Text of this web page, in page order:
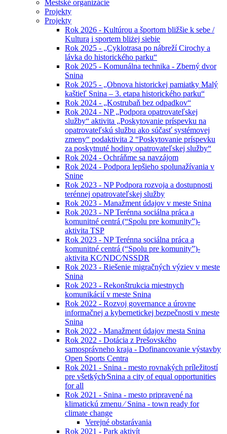
Mestské organizácie
Projekty
Projekty
Rok 2026 - Kultúrou a športom bližšie k sebe /
Kulturą i sportem bliżej siebie
Rok 2025 - „Cyklotrasa po nábreží Cirochy a
lávka do historického parku“
Rok 2025 - Komunálna technika - Zberný dvor
Snina
Rok 2025 - „Obnova historickej pamiatky Malý
kaštieľ Snina – 3. etapa historického parku“
Rok 2024 - „Kostrubaň bez odpadkov“
Rok 2024 - NP „Podpora opatrovateľskej
služby“ aktivita „Poskytovanie príspevku na
opatrovateľskú službu ako súčasť systémovej
zmeny“ podaktivita 2 “Poskytovanie príspevku
za poskytnuté hodiny opatrovateľskej služby“
Rok 2024 - Ochráňme sa navzájom
Rok 2024 - Podpora lepšieho spolunažívania v
Snine
Rok 2023 - NP Podpora rozvoja a dostupnosti
terénnej opatrovateľskej služby
Rok 2023 - Manažment údajov v meste Snina
Rok 2023 - NP Terénna sociálna práca a
komunitné centrá (“Spolu pre komunity”)-
aktivita TSP
Rok 2023 - NP Terénna sociálna práca a
komunitné centrá (“Spolu pre komunity”)-
aktivita KC⁄NDC⁄NSSDR
Rok 2023 - Riešenie migračných výziev v meste
Snina
Rok 2023 - Rekonštrukcia miestnych
komunikácií v meste Snina
Rok 2022 - Rozvoj governance a úrovne
informačnej a kybernetickej bezpečnosti v meste
Snina
Rok 2022 - Manažment údajov mesta Snina
Rok 2022 - Dotácia z Prešovského
samosprávneho kraja - Dofinancovanie výstavby
Open Sports Centra
Rok 2021 - Snina - mesto rovnakých príležitostí
pre všetkých⁄Snina a city of equal opportunities
for all
Rok 2021 - Snina - mesto pripravené na
klimatickú zmenu ⁄ Snina - town ready for
climate change
Verejné obstarávania
Rok 2021 - Park aktivít